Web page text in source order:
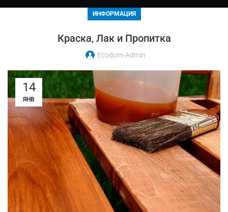
ИНФОРМАЦИЯ
Краска, Лак и Пропитка
Ecodom-Admin
14
ЯНВ